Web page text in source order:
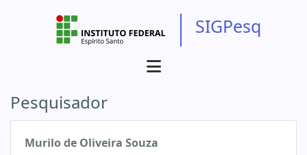
SIGPesq
Pesquisador
Murilo de Oliveira Souza